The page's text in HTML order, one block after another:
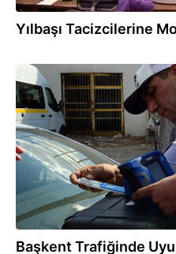
Yılbaşı Tacizcilerine
09.09.2013
Başkent Trafiğinde